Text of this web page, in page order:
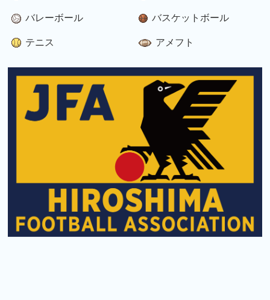
バレーボール バスケットボール
テニス アメフト